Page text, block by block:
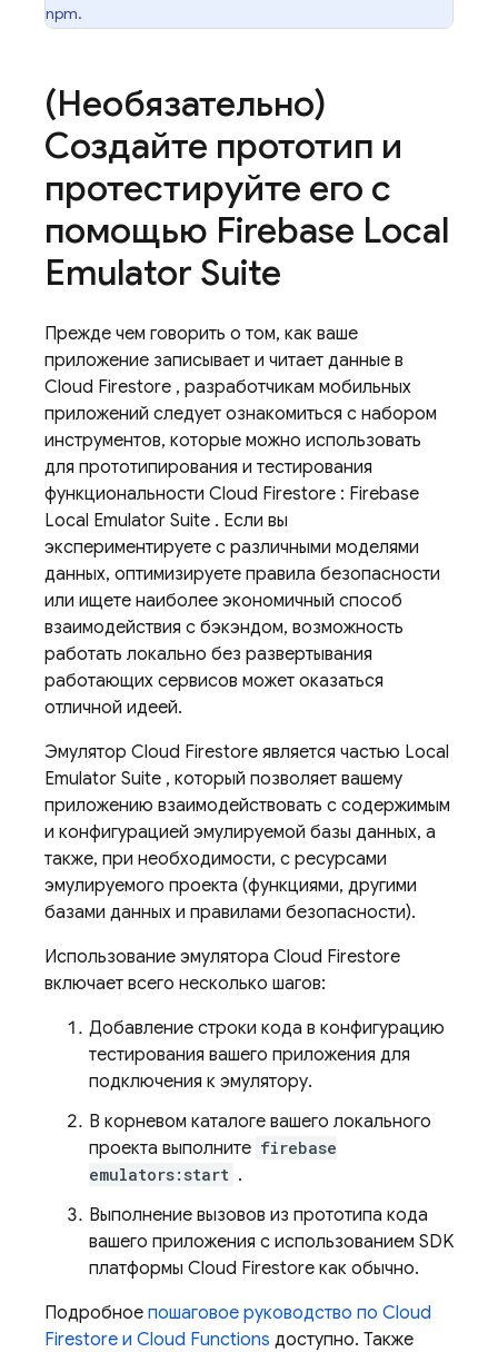
npm.
(Необязательно)
Создайте прототип и
протестируйте его с
помощью Firebase Local
Emulator Suite
Прежде чем говорить о том, как ваше
приложение записывает и читает данные в
Cloud Firestore , разработчикам мобильных
приложений следует ознакомиться с набором
инструментов, которые можно использовать
для прототипирования и тестирования
функциональности Cloud Firestore : Firebase
Local Emulator Suite . Если вы
экспериментируете с различными моделями
данных, оптимизируете правила безопасности
или ищете наиболее экономичный способ
взаимодействия с бэкэндом, возможность
работать локально без развертывания
работающих сервисов может оказаться
отличной идеей.
Эмулятор Cloud Firestore является частью Local
Emulator Suite , который позволяет вашему
приложению взаимодействовать с содержимым
и конфигурацией эмулируемой базы данных, а
также, при необходимости, с ресурсами
эмулируемого проекта (функциями, другими
базами данных и правилами безопасности).
Использование эмулятора Cloud Firestore
включает всего несколько шагов:
Добавление строки кода в конфигурацию
тестирования вашего приложения для
подключения к эмулятору.
В корневом каталоге вашего локального
проекта выполните firebase
emulators:start .
Выполнение вызовов из прототипа кода
вашего приложения с использованием SDK
платформы Cloud Firestore как обычно.
Подробное пошаговое руководство по Cloud
Firestore и Cloud Functions доступно. Также